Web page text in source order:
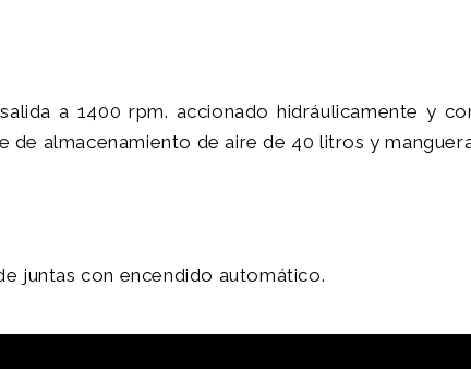
a 1400 rpm. accionado hidráulicamente y
almacenamiento de aire de 40 litros y
juntas con encendido automático.